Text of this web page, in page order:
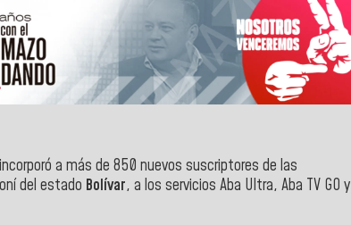
incorporó a más de 850 nuevos suscriptores de las
del estado Bolívar, a los servicios Aba Ultra, Aba TV GO y